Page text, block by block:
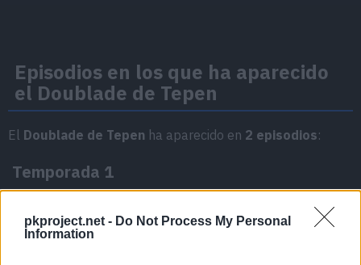
pkproject.net - Do Not Process My Personal
Information
Episodios en los que ha aparecido
el Doublade de Tepen
El Doublade de Tepen ha aparecido en 2 episodios:
Temporada 1
Episodio 28
¡El tesoro robado!